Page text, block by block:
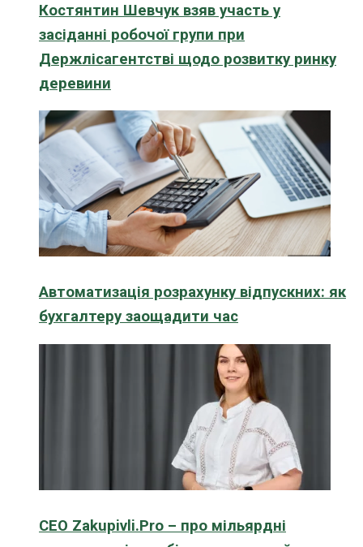
Костянтин Шевчук взяв участь у
засіданні робочої групи при
Держлісагентстві щодо розвитку ринку
деревини
Автоматизація розрахунку відпускних: як
бухгалтеру заощадити час
CEO Zakupivli.Pro – про мільярдні